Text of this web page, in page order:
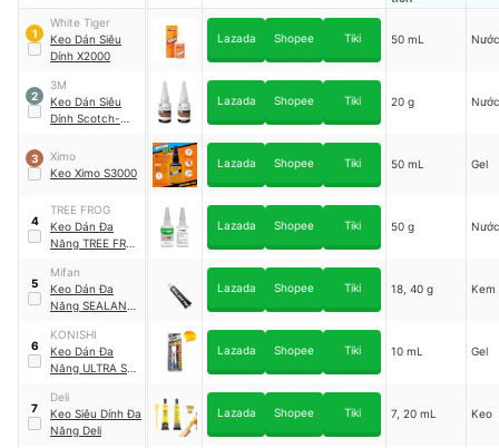
1
White Tiger
Keo Dán Siêu
Dính X2000
Lazada Shopee Tiki 50 mL Nước
2
3M
Keo Dán Siêu
Dính Scotch-
Lazada Shopee Tiki 20 g Nước
3
Ximo
Keo Ximo S3000
Lazada Shopee Tiki 50 mL Gel
4
TREE FROG
Keo Dán Đa
Năng TREE FROG
Lazada Shopee Tiki 50 g Nước
5
Mifan
Keo Dán Đa
Năng SEALANT
Lazada Shopee Tiki 18, 40 g Kem
6
KONISHI
Keo Dán Đa
Năng ULTRA SU
Lazada Shopee Tiki 10 mL Gel
7
Deli
Keo Siêu Dính Đa
Năng Deli
Lazada Shopee Tiki 7, 20 mL Keo